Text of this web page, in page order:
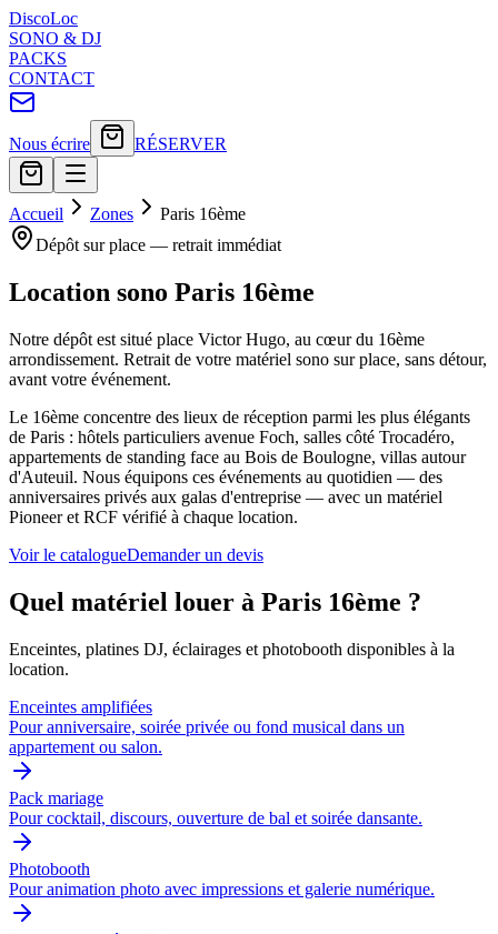
DiscoLoc
SONO & DJ
PACKS
CONTACT
Nous écrire RÉSERVER
Accueil Zones
Paris 16ème
Dépôt sur place — retrait immédiat
Location sono Paris 16ème
Notre dépôt est situé place Victor Hugo, au cœur du 16ème
arrondissement. Retrait de votre matériel sono sur place, sans détour,
avant votre événement.
Le 16ème concentre des lieux de réception parmi les plus élégants
de Paris : hôtels particuliers avenue Foch, salles côté Trocadéro,
appartements de standing face au Bois de Boulogne, villas autour
d'Auteuil. Nous équipons ces événements au quotidien — des
anniversaires privés aux galas d'entreprise — avec un matériel
Pioneer et RCF vérifié à chaque location.
Voir le catalogueDemander un devis
Quel matériel louer à Paris 16ème ?
Enceintes, platines DJ, éclairages et photobooth disponibles à la
location.
Enceintes amplifiées
Pour anniversaire, soirée privée ou fond musical dans un
appartement ou salon.
Pack mariage
Pour cocktail, discours, ouverture de bal et soirée dansante.
Photobooth
Pour animation photo avec impressions et galerie numérique.